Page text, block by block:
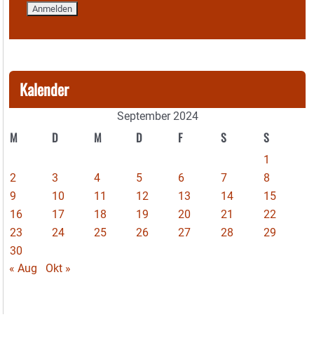
Kalender
September 2024
M D M D F S S
1
2
3 4 5 6 7
8
9
10 11 12 13 14
15
16
17 18 19 20 21
22
23
24 25 26 27 28
29
30
« Aug
Okt »